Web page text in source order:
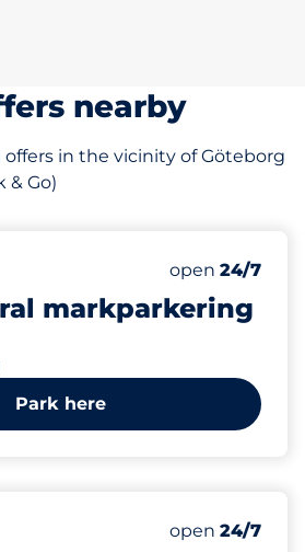
nearby
in the vicinity of Göteborg
& Go)
markparkering
Number of
Total Spaces
Friday
open 24/7
Park here
Number of
Total Spaces
Friday
open 24/7